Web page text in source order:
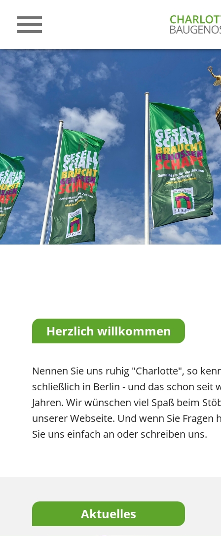
Herzlich willkommen
Nennen Sie uns ruhig "Charlotte", so
schließlich in Berlin - und das schon seit
Jahren. Wir wünschen viel Spaß beim
unserer Webseite. Und wenn Sie Fragen
Sie uns einfach an oder schreiben uns.
Aktuelles